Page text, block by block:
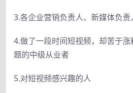
3.各企业营销负责人、新媒体负
4.做了一段时间短视频，却苦于
题的中级从业者
5.对短视频感兴趣的人